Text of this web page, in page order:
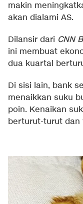
makin
akan dialami AS.
Dilansir dari CNN
ini membuat
dua kuartal
Di sisi lain, bank
menaikkan suku
poin. Kenaikan
berturut-turut dan